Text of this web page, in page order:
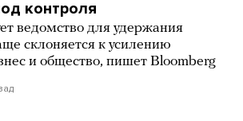
контроля
ведомство для удержания
склоняется к усилению
и общество, пишет Bloomberg